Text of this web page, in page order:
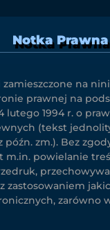
Notka Prawna
na
prawnej na
lutego 1994 r. o
(tekst jednolity
późn. zm.). Bez
m.in. powielanie
zastosowaniem
zarówno